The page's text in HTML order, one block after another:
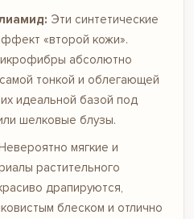
Эти синтетические
«второй кожи».
абсолютно
тонкой и облегающей
идеальной базой под
шелковые блузы.
мягкие и
растительного
драпируются,
блеском и отлично